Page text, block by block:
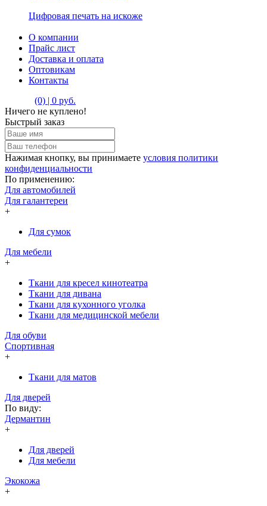
Цифровая печать на искоже
О компании
Прайс лист
Доставка и оплата
Оптовикам
Контакты
(0) | 0 руб.
Ничего не куплено!
Быстрый заказ
Нажимая кнопку, вы принимаете условия политики
конфиденциальности
По применению:
Для автомобилей
Для галантереи
+
Для сумок
Для мебели
+
Ткани для кресел кинотеатра
Ткани для дивана
Ткани для кухонного уголка
Ткани для медицинской мебели
Для обуви
Спортивная
+
Ткани для матов
Для дверей
По виду:
Дермантин
+
Для дверей
Для мебели
Экокожа
+